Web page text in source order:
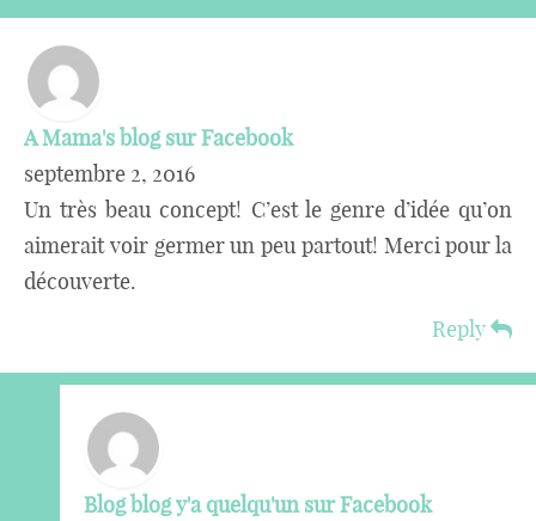
A Mama's blog sur Facebook
septembre 2, 2016
Un très beau concept! C’est le genre d’idée qu’on
aimerait voir germer un peu partout! Merci pour la
découverte.
Reply
Blog blog y'a quelqu'un sur Facebook